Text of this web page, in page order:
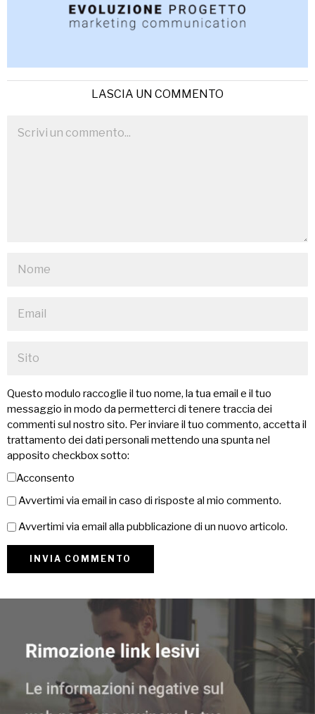
LASCIA UN COMMENTO
Questo modulo raccoglie il tuo nome, la tua email e il tuo
messaggio in modo da permetterci di tenere traccia dei
commenti sul nostro sito. Per inviare il tuo commento, accetta il
trattamento dei dati personali mettendo una spunta nel
apposito checkbox sotto:
Acconsento
Avvertimi via email in caso di risposte al mio commento.
Avvertimi via email alla pubblicazione di un nuovo articolo.